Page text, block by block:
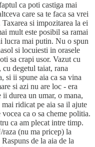
ca poti castiga mai
care sa te faca sa vrei
si impozitarea la ei
mult este posibil sa ramai
lucra mai putin. Nu o spun
si locuiesti in orasele
sa crapi usor. Vazut cu
degetul taiat, rana
si ii spune aia ca sa vina
si azi nu are loc - era
ii durea un umar, o mana,
ridicat pe aia sa il ajute
ca o sa cheme politia.
ca am plecat intre timp.
(nu ma pricep) la
de la aia de la